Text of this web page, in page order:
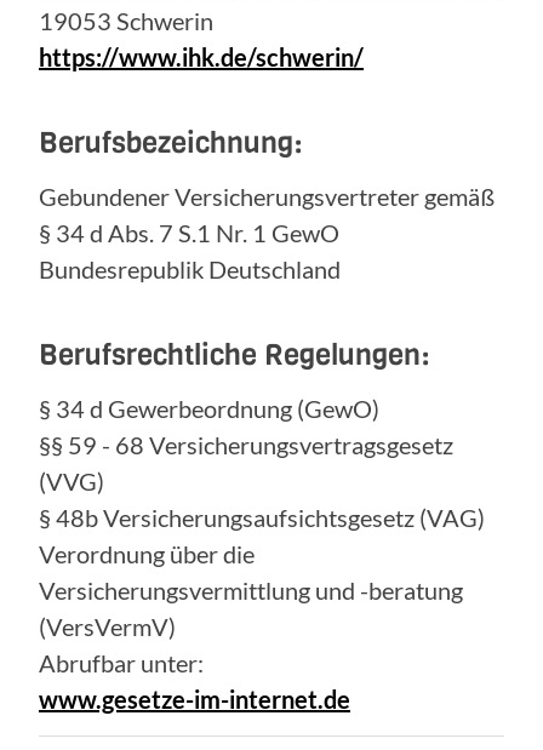
19053 Schwerin
https://www.ihk.de/schwerin/
Berufsbezeichnung:
Gebundener Versicherungsvertreter gemäß
§ 34 d Abs. 7 S.1 Nr. 1 GewO
Bundesrepublik Deutschland
Berufsrechtliche Regelungen:
§ 34 d Gewerbeordnung (GewO)
§§ 59 - 68 Versicherungsvertragsgesetz
(VVG)
§ 48b Versicherungsaufsichtsgesetz (VAG)
Verordnung über die
Versicherungsvermittlung und -beratung
(VersVermV)
Abrufbar unter:
www.gesetze-im-internet.de